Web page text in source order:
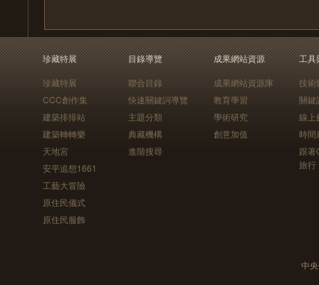
珍藏特展
珍藏特展
CCC創作集
建築排排站
建築轉轉樂
天地宮
安平追想1661
工藝大冒險
原住民儀式
原住民服飾
目錄導覽
聯合目錄
快速關鍵詞導覽
主題分類
典藏機構
進階搜尋
成果網站資源
成果網站資源庫
教育學習
學術研究
創意加值
工具
技術
關鍵
線上
時間
跟
旅行
中